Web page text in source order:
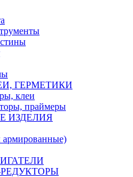
ГЕРМЕТИКИ
клеи
праймеры
ИЗДЕЛИЯ